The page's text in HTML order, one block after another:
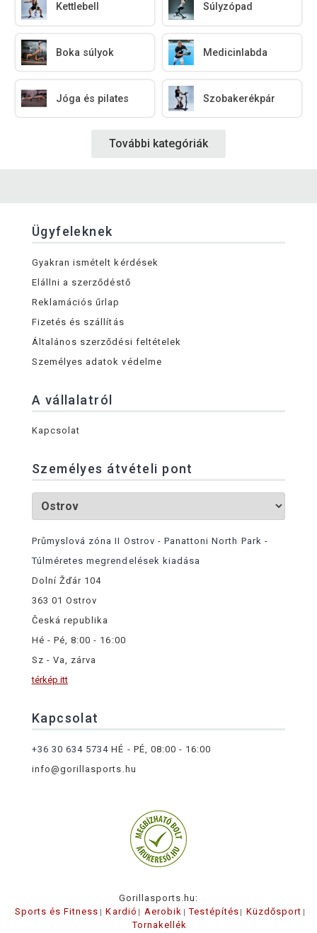
Kettlebell Súlyzópad
Boka súlyok Medicinlabda
Jóga és pilates Szobakerékpár
További kategóriák
Ügyfeleknek
Gyakran ismételt kérdések
Elállni a szerződéstő
Reklamációs űrlap
Fizetés és szállítás
Általános szerződési feltételek
Személyes adatok védelme
A vállalatról
Kapcsolat
Személyes átvételi pont
Průmyslová zóna II Ostrov - Panattoni North Park -
Túlméretes megrendelések kiadása
Dolní Žďár 104
363 01 Ostrov
Česká republika
Hé - Pé, 8:00 - 16:00
Sz - Va, zárva
térkép itt
Kapcsolat
+36 30 634 5734 HÉ - PÉ, 08:00 - 16:00
info@gorillasports.hu
Gorillasports.hu:
Sports és Fitness
Kardió Aerobik Testépítés
Küzdősport
Tornakellék